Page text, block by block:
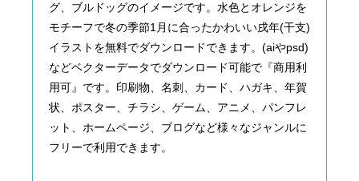
グ、ブルドッグのイメージです。水色とオレンジを
モチーフで冬の季節1月に合ったかわいい戌年(干支)
イラストを無料でダウンロードできます。(aiやpsd)
などベクターデータでダウンロード可能で『商用利
用可』です。印刷物、名刺、カード、ハガキ、年賀
状、ポスター、チラシ、ゲーム、アニメ、パンフレ
ット、ホームページ、ブログなど様々なジャンルに
フリーで利用できます。